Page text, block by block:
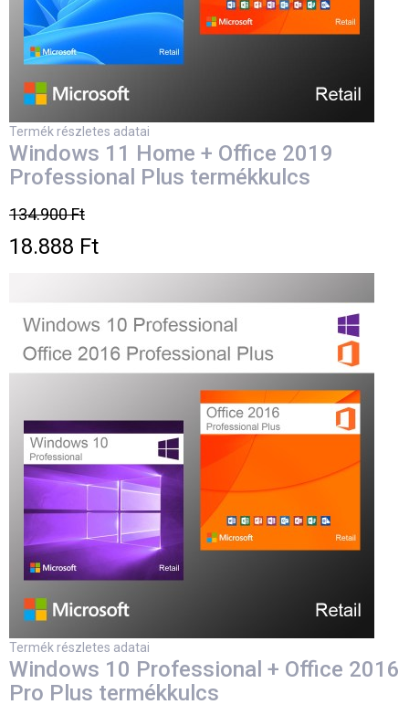
Termék részletes adatai
Windows 11 Home + Office 2019
Professional Plus termékkulcs
134.900 Ft
18.888 Ft
Termék részletes adatai
Windows 10 Professional + Office 2016
Pro Plus termékkulcs